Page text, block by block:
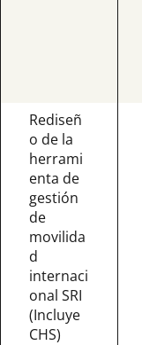
Rediseñ
o de la
herrami
enta de
gestión
de
movilida
d
internaci
onal SRI
(Incluye
CHS)